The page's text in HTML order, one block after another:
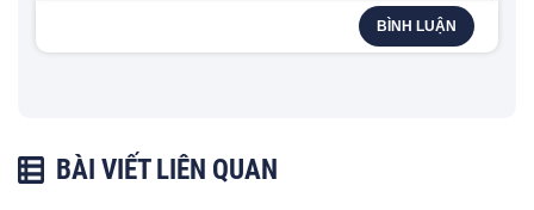
BÌNH LUẬN
BÀI VIẾT LIÊN QUAN